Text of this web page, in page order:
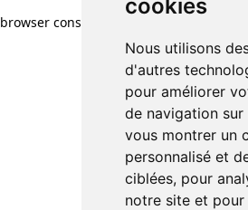
cookies
Nous utilisons
d'autres
pour améliorer
de navigation
vous montrer un
personnalisé et
ciblées, pour
notre site et
browser console for more information)